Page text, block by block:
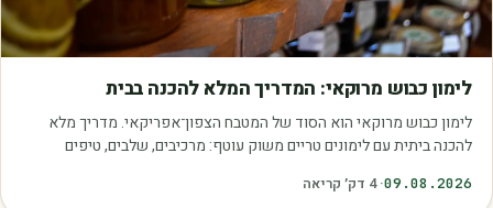
לימון כבוש מרוקאי: המדריך המלא להכנה בבית
לימון כבוש מרוקאי הוא הסוד של המטבח הצפון־אפריקאי. מדריך מלא
להכנה ביתית עם לימונים טריים משוק עוטף: מרכיבים, שלבים, טיפים
09.08.2026
·
4 דק׳ קריאה